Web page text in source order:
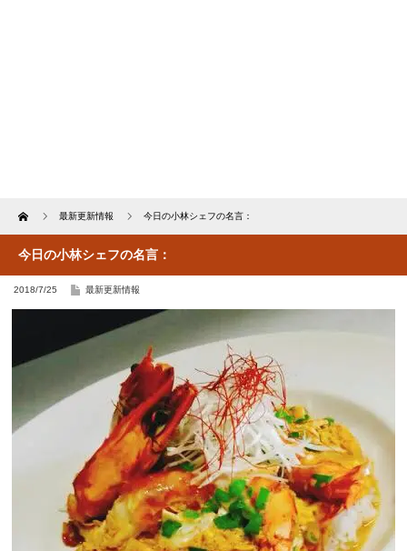
Home 最新更新情報 今日の小林シェフの名言：
今日の小林シェフの名言：
2018/7/25 最新更新情報